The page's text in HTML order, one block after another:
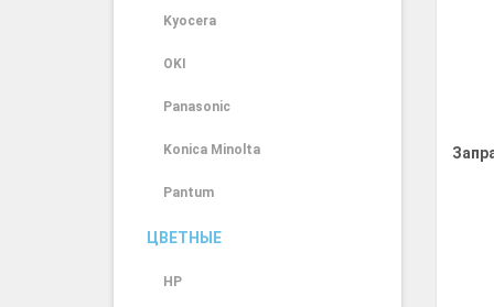
Kyocera
OKI
Panasonic
Konica Minolta
Pantum
ЦВЕТНЫЕ
HP